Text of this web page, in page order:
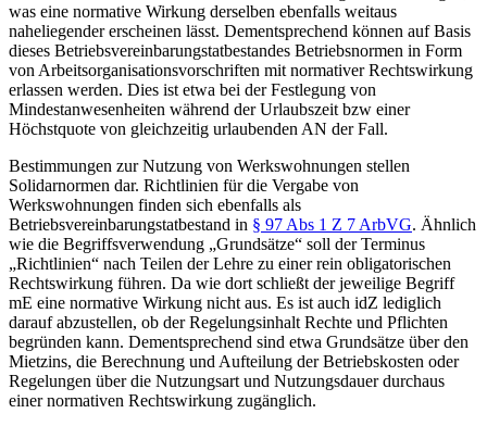
was eine normative Wirkung derselben ebenfalls weitaus
naheliegender erscheinen lässt. Dementsprechend können auf Basis
dieses Betriebsvereinbarungstatbestandes Betriebsnormen in Form
von Arbeitsorganisationsvorschriften mit normativer Rechtswirkung
erlassen werden. Dies ist etwa bei der Festlegung von
Mindestanwesenheiten während der Urlaubszeit bzw einer
Höchstquote von gleichzeitig urlaubenden AN der Fall.
Bestimmungen zur Nutzung von Werkswohnungen stellen
Solidarnormen dar. Richtlinien für die Vergabe von
Werkswohnungen finden sich ebenfalls als
Betriebsvereinbarungstatbestand in § 97 Abs 1 Z 7 ArbVG. Ähnlich
wie die Begriffsverwendung „Grundsätze“ soll der Terminus
„Richtlinien“ nach Teilen der Lehre zu einer rein obligatorischen
Rechtswirkung führen. Da wie dort schließt der jeweilige Begriff
mE eine normative Wirkung nicht aus. Es ist auch idZ lediglich
darauf abzustellen, ob der Regelungsinhalt Rechte und Pflichten
begründen kann. Dementsprechend sind etwa Grundsätze über den
Mietzins, die Berechnung und Aufteilung der Betriebskosten oder
Regelungen über die Nutzungsart und Nutzungsdauer durchaus
einer normativen Rechtswirkung zugänglich.